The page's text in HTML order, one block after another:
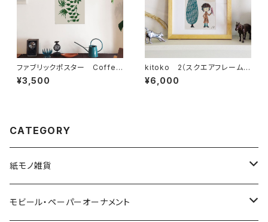
ファブリックポスター Coffee
Journey ” Guatemala ”
¥3,500
kitoko 2（スクエアフレーム
付・サイン入り）
¥6,000
CATEGORY
紙モノ雑貨
切り絵グリーティングカード
モビール・ペーパーオーナメント